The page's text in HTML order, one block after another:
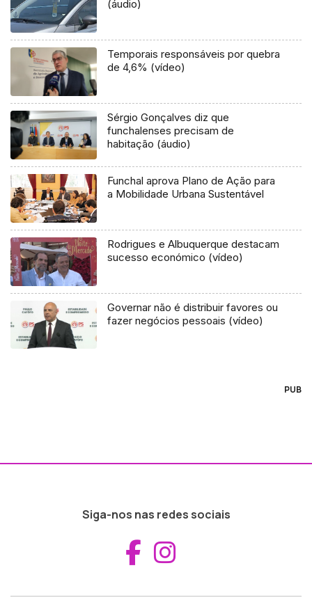
(áudio)
Temporais responsáveis por quebra
de 4,6% (vídeo)
Sérgio Gonçalves diz que
funchalenses precisam de
habitação (áudio)
Funchal aprova Plano de Ação para
a Mobilidade Urbana Sustentável
Rodrigues e Albuquerque destacam
sucesso económico (vídeo)
Governar não é distribuir favores ou
fazer negócios pessoais (vídeo)
PUB
Siga-nos nas redes sociais
Aceder ao